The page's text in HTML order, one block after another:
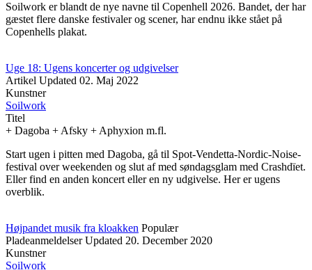
Soilwork er blandt de nye navne til Copenhell 2026. Bandet, der har
gæstet flere danske festivaler og scener, har endnu ikke stået på
Copenhells plakat.
Uge 18: Ugens koncerter og udgivelser
Artikel Updated 02. Maj 2022
Kunstner
Soilwork
Titel
+ Dagoba + Afsky + Aphyxion m.fl.
Start ugen i pitten med Dagoba, gå til Spot-Vendetta-Nordic-Noise-
festival over weekenden og slut af med søndagsglam med Crashdïet.
Eller find en anden koncert eller en ny udgivelse. Her er ugens
overblik.
Højpandet musik fra kloakken Populær
Pladeanmeldelser Updated 20. December 2020
Kunstner
Soilwork